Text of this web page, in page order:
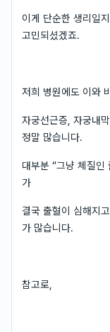
이게 단순한 생리일
고민되셨겠죠.
저희 병원에도 이와
자궁선근증, 자궁내
정말 많습니다.
대부분 “그냥 체질인
가
결국 출혈이 심해지
가 많습니다.
참고로,